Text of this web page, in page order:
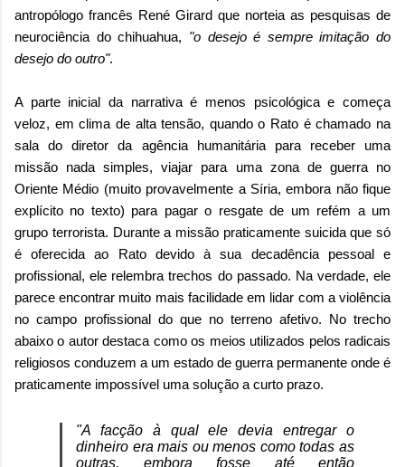
antropólogo francês René Girard que norteia as pesquisas de
neurociência do chihuahua, "o desejo é sempre imitação do
desejo do outro".
A parte inicial da narrativa é menos psicológica e começa
veloz, em clima de alta tensão, quando o Rato é chamado na
sala do diretor da agência humanitária para receber uma
missão nada simples, viajar para uma zona de guerra no
Oriente Médio (muito provavelmente a Síria, embora não fique
explícito no texto) para pagar o resgate de um refém a um
grupo terrorista. Durante a missão praticamente suicida que só
é oferecida ao Rato devido à sua decadência pessoal e
profissional, ele relembra trechos do passado. Na verdade, ele
parece encontrar muito mais facilidade em lidar com a violência
no campo profissional do que no terreno afetivo. No trecho
abaixo o autor destaca como os meios utilizados pelos radicais
religiosos conduzem a um estado de guerra permanente onde é
praticamente impossível uma solução a curto prazo.
"A facção à qual ele devia entregar o
dinheiro era mais ou menos como todas as
outras, embora fosse até então